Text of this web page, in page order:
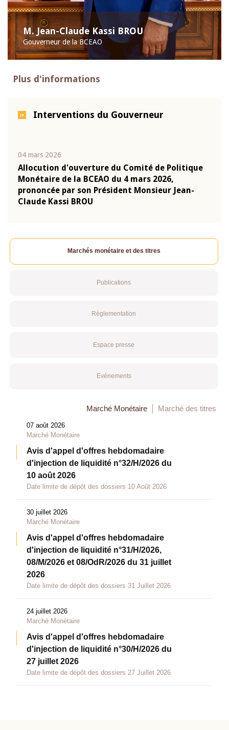
M. Jean-Claude Kassi BROU
Gouverneur de la BCEAO
Plus d'informations
Interventions du Gouverneur
04 mars 2026
Allocution d'ouverture du Comité de Politique
Monétaire de la BCEAO du 4 mars 2026,
prononcée par son Président Monsieur Jean-
Claude Kassi BROU
Marchés monétaire et des titres
Publications
Réglementation
Espace presse
Evénements
Marché Monétaire Marché des titres
07 août 2026
Marché Monétaire
Avis d'appel d'offres hebdomadaire
d'injection de liquidité n°32/H/2026 du
10 août 2026
Date limite de dépôt des dossiers 10 Août 2026
30 juillet 2026
Marché Monétaire
Avis d'appel d'offres hebdomadaire
d'injection de liquidité n°31/H/2026,
08/M/2026 et 08/OdR/2026 du 31 juillet
2026
Date limite de dépôt des dossiers 31 Juillet 2026
24 juillet 2026
Marché Monétaire
Avis d'appel d'offres hebdomadaire
d'injection de liquidité n°30/H/2026 du
27 juillet 2026
Date limite de dépôt des dossiers 27 Juillet 2026